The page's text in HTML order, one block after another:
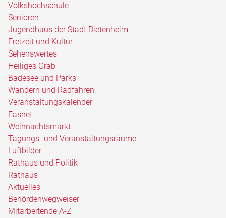
Volkshochschule
Senioren
Jugendhaus der Stadt Dietenheim
Freizeit und Kultur
Sehenswertes
Heiliges Grab
Badesee und Parks
Wandern und Radfahren
Veranstaltungskalender
Fasnet
Weihnachtsmarkt
Tagungs- und Veranstaltungsräume
Luftbilder
Rathaus und Politik
Rathaus
Aktuelles
Behördenwegweiser
Mitarbeitende A-Z